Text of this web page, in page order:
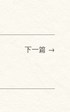
下一篇 →